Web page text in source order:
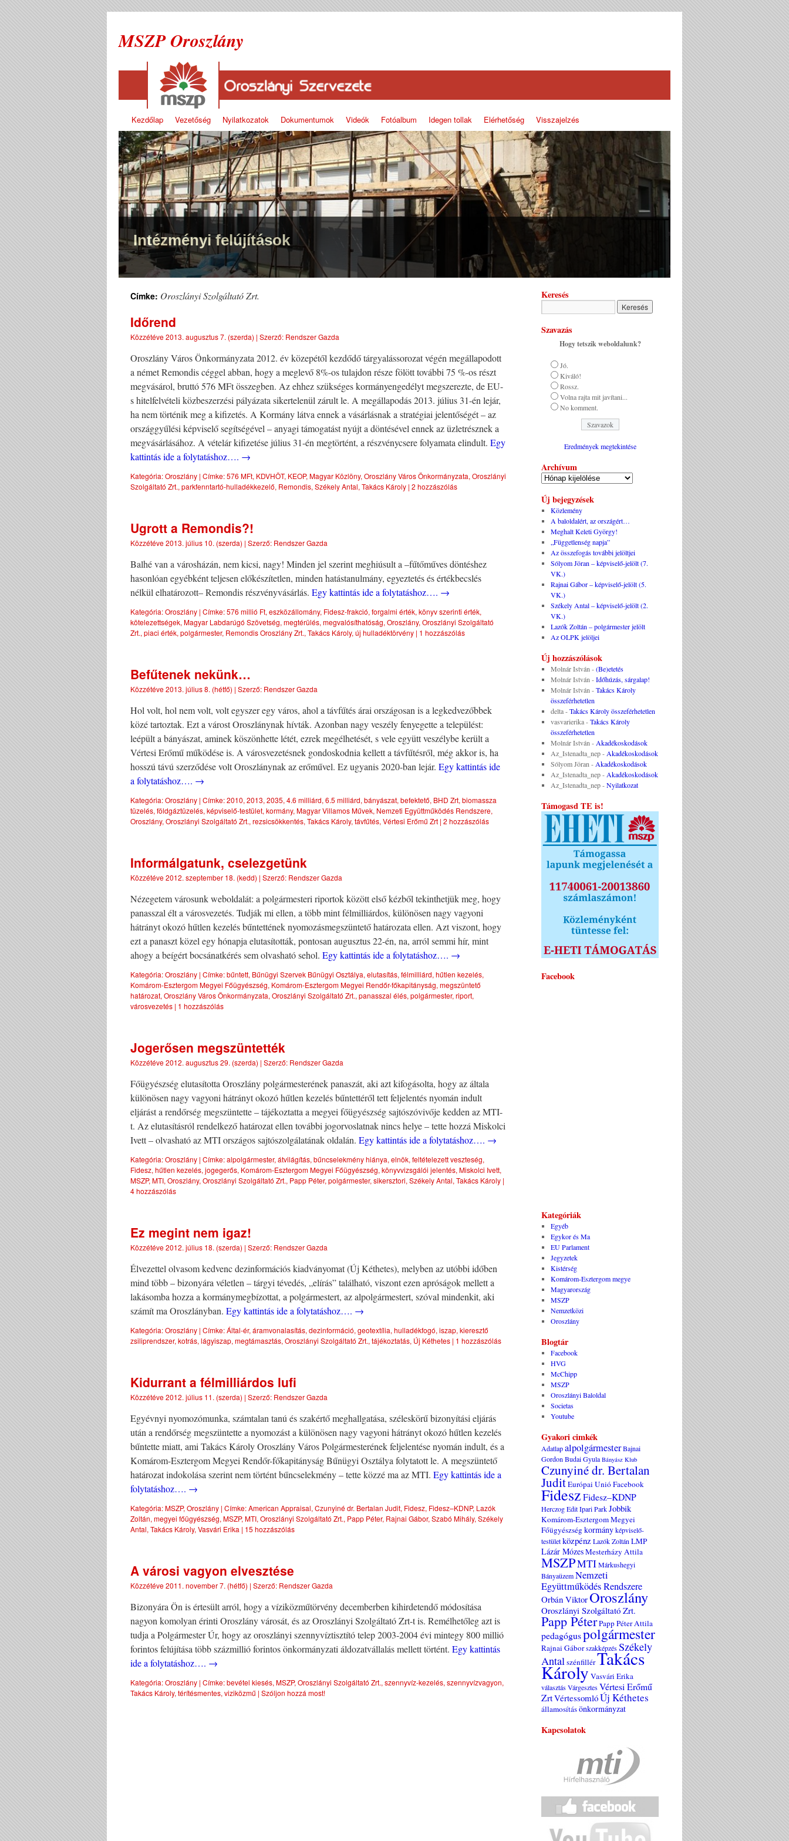
MSZP Oroszlány
Kezdőlap Vezetőség Nyilatkozatok Dokumentumok Videók Fotóalbum Idegen tollak Elérhetőség Visszajelzés
Intézményi felújítások
Címke: Oroszlányi Szolgáltató Zrt.
Időrend
Közzétéve2013. augusztus 7. (szerda) | Szerző: Rendszer Gazda
Oroszlány Város Önkormányzata 2012. év közepétől kezdődő tárgyalássorozat végén megállapodott
a német Remondis céggel abban, hogy a meglevő 8%-os tulajdon része fölött további 75 %-os részt
megvásárol, bruttó 576 MFt összegben. Az ehhez szükséges kormányengedélyt megszerezte, de EU-
s hitelfelvételi közbeszerzési pályázata sikertelenül zárult le. A megállapodás 2013. július 31-én lejár,
ha nem történik meg a kifizetés. A Kormány látva ennek a vásárlásnak a stratégiai jelentőségét – az
országgyűlési képviselő segítségével – anyagi támogatást nyújt a döntésével ennek az üzletrésznek a
megvásárlásához. A vételár kifizetése július 31-én megtörtént, a részvénycsere folyamata elindult. Egy
kattintás ide a folytatáshoz…. →
Kategória:Oroszlány | Címke:576 MFt, KDVHÖT, KEOP, Magyar Közlöny, Oroszlány Város Önkormányzata, Oroszlányi
Szolgáltató Zrt., parkfenntartó-hulladékkezelő, Remondis, Székely Antal, Takács Károly | 2 hozzászólás
Ugrott a Remondis?!
Közzétéve2013. július 10. (szerda) | Szerző: Rendszer Gazda
Balhé van a városházán, nem kicsi, nagy! Minden jel szerint meghiúsult a –fűtőműves döntéshez
hasonlóan egyébként teljesen előkészítetlen, minden hatástanulmány, egyeztetés és értékbecslés
nélkül elhatározott– Remondis részvényvásárlás. Egy kattintás ide a folytatáshoz…. →
Kategória:Oroszlány | Címke:576 millió Ft, eszközállomány, Fidesz-frakció, forgalmi érték, könyv szerinti érték,
kötelezettségek, Magyar Labdarúgó Szövetség, megtérülés, megvalósíthatóság, Oroszlány, Oroszlányi Szolgáltató
Zrt., piaci érték, polgármester, Remondis Oroszlány Zrt., Takács Károly, új hulladéktörvény | 1 hozzászólás
Befűtenek nekünk…
Közzétéve2013. július 8. (hétfő) | Szerző: Rendszer Gazda
Hol volt, hol nem volt, volt egyszer egy város, ahol a távfűtés árai országosan is a legkedvezőbbek
közé tartoztak. Ezt a várost Oroszlánynak hívták. Azonban nagy veszély fenyegette a települést:
leépült a bányászat, aminek köszönhette létét, ezrek megélhetését, s vele együtt veszélybe került a
Vértesi Erőmű működése is. A városvezetésnek gondoskodnia kellett a távfűtésről, még akkor is, ha
hosszú távú szerződése volt Oroszlánynak az erőművel. Ez ugyanis 2020-ban lejár. Egy kattintás ide
a folytatáshoz…. →
Kategória:Oroszlány | Címke:2010, 2013, 2035, 4.6 milliárd, 6.5 milliárd, bányászat, befektető, BHD Zrt, biomassza
tüzelés, földgáztüzelés, képviselő-testület, kormány, Magyar Villamos Művek, Nemzeti Együttműködés Rendszere,
Oroszlány, Oroszlányi Szolgáltató Zrt., rezsicsökkentés, Takács Károly, távfűtés, Vértesi Erőmű Zrt | 2 hozzászólás
Informálgatunk, cselezgetünk
Közzétéve2012. szeptember 18. (kedd) | Szerző: Rendszer Gazda
Nézegetem városunk weboldalát: a polgármesteri riportok között első kézből tekinthetjük meg, hogy
panasszal élt a városvezetés. Tudják mi ellen, a több mint félmilliárdos, különösen nagy vagyoni
hátrányt okozó hűtlen kezelés bűntettének nyomozásmegszüntető határozata ellen. Azt viszont, hogy
ezt a panaszt közel egy hónapja elutasították, pontosan augusztus 22-én, na, arról semmi hír, mint
ahogy a beígért bocsánatkérés sem olvasható sehol. Egy kattintás ide a folytatáshoz…. →
Kategória:Oroszlány | Címke:bűntett, Bűnügyi Szervek Bűnügyi Osztálya, elutasítás, félmilliárd, hűtlen kezelés,
Komárom-Esztergom Megyei Főügyészség, Komárom-Esztergom Megyei Rendőr-főkapitányság, megszüntető
határozat, Oroszlány Város Önkormányzata, Oroszlányi Szolgáltató Zrt., panasszal élés, polgármester, riport,
városvezetés | 1 hozzászólás
Jogerősen megszüntették
Közzétéve2012. augusztus 29. (szerda) | Szerző: Rendszer Gazda
Főügyészség elutasította Oroszlány polgármesterének panaszát, aki azt kifogásolta, hogy az általa
különösen nagy vagyoni hátrányt okozó hűtlen kezelés bűntettéről tett feljelentés nyomán indult
eljárást a rendőrség megszüntette – tájékoztatta a megyei főügyészség sajtószóvivője kedden az MTI-
t. Az elutasításról rendelkező határozat ellen további jogorvoslatnak nincs helye – tette hozzá Miskolci
Ivett – olvasható az MTI országos sajtószolgálatának oldalán. Egy kattintás ide a folytatáshoz…. →
Kategória:Oroszlány | Címke:alpolgármester, átvilágítás, bűncselekmény hiánya, elnök, feltételezett veszteség,
Fidesz, hűtlen kezelés, jogegerős, Komárom-Esztergom Megyei Főügyészség, könyvvizsgálói jelentés, Miskolci Ivett,
MSZP, MTI, Oroszlány, Oroszlányi Szolgáltató Zrt., Papp Péter, polgármester, sikersztori, Székely Antal, Takács Károly |
4 hozzászólás
Ez megint nem igaz!
Közzétéve2012. július 18. (szerda) | Szerző: Rendszer Gazda
Élvezettel olvasom kedvenc dezinformációs kiadványomat (Új Kéthetes), melyben az utóbbi időben
mind több – bizonyára véletlen – tárgyi tévedés, „elírás” található, viszont ezen apróságok mellett a
lakásomba hozza a kormánymegbízottat, a polgármestert, az alpolgármestert, szóval mindenkit, aki
számít ma Oroszlányban. Egy kattintás ide a folytatáshoz…. →
Kategória:Oroszlány | Címke:Által-ér, áramvonalasítás, dezinformáció, geotextília, hulladékfogó, iszap, kieresztő
zsiliprendszer, kotrás, lágyiszap, megtámasztás, Oroszlányi Szolgáltató Zrt., tájékoztatás, Új Kéthetes | 1 hozzászólás
Kidurrant a félmilliárdos lufi
Közzétéve2012. július 11. (szerda) | Szerző: Rendszer Gazda
Egyévnyi nyomozómunka, számtalan tanú és szakértő meghallgatása, széleskörű bizonyítási eljárás
után a rendőrség megszüntette a nyomozást a különösen nagy vagyoni hátrányt okozó hűtlen kezelés
bűntette miatt, ami Takács Károly Oroszlány Város Polgármesterének feljelentése nyomán indult, és a
Komárom-Esztergom Megyei Rendőr-főkapitányság Bűnügyi Osztálya folytatott le. A megszüntető
határozat indokolása szerint nem történt bűncselekmény – tette közzé ma az MTI. Egy kattintás ide a
folytatáshoz…. →
Kategória:MSZP, Oroszlány | Címke:American Appraisal, Czunyiné dr. Bertalan Judit, Fidesz, Fidesz–KDNP, Lazók
Zoltán, megyei főügyészség, MSZP, MTI, Oroszlányi Szolgáltató Zrt., Papp Péter, Rajnai Gábor, Szabó Mihály, Székely
Antal, Takács Károly, Vasvári Erika | 15 hozzászólás
A városi vagyon elvesztése
Közzétéve2011. november 7. (hétfő) | Szerző: Rendszer Gazda
Bizonyára Ön is értesült arról, hogy a víziközműtörvény decemberben kihirdetendő módosítása
nagyon komolyan érinti Oroszlány városát, és az Oroszlányi Szolgáltató Zrt-t is. Remélhetőleg azt is
tudja a Polgármester Úr, hogy az oroszlányi szennyvíztisztító telep 2003-2004 évi mintegy 800 millió
forintos felújítása több százmillió forintos önkormányzati áldozatvállalás mellett történt. Egy kattintás
ide a folytatáshoz…. →
Kategória:Oroszlány | Címke:bevétel kiesés, MSZP, Oroszlányi Szolgáltató Zrt., szennyvíz-kezelés, szennyvízvagyon,
Takács Károly, térítésmentes, viziközmű | Szóljon hozzá most!
Keresés
Szavazás
Hogy tetszik weboldalunk?
Jó.
Kiváló!
Rossz.
Volna rajta mit javítani...
No komment.
Eredmények megtekintése
Archívum
Új bejegyzések
Közlemény
A baloldalért, az országért…
Meghalt Keleti György!
„Függetlenség napja”
Az összefogás további jelöltjei
Sólyom Jöran – képviselő-jelölt (7.
VK.)
Rajnai Gábor – képviselő-jelölt (5.
VK.)
Székely Antal – képviselő-jelölt (2.
VK.)
Lazók Zoltán – polgármester jelölt
Az OLPK jelöljei
Új hozzászólások
Molnár István -(Be)etetés
Molnár István -Időhúzás, sárgalap!
Molnár István -Takács Károly
összeférhetetlen
delta-Takács Károly összeférhetetlen
vasvarierika-Takács Károly
összeférhetetlen
Molnár István - Akadékoskodások
Az_Istenadta_nep- Akadékoskodások
Sólyom Jöran - Akadékoskodások
Az_Istenadta_nep- Akadékoskodások
Az_Istenadta_nep-Nyilatkozat
Támogasd TE is!
Facebook
Kategóriák
Egyéb
Egykor és Ma
EU Parlament
Jegyzetek
Kistérség
Komárom-Esztergom megye
Magyarország
MSZP
Nemzetközi
Oroszlány
Blogtár
Facebook
HVG
McChipp
MSZP
Oroszlányi Baloldal
Societas
Youtube
Gyakori cimkék
AdatlapalpolgármesterBajnai
Gordon Budai Gyula Bányász Klub
Czunyiné dr. Bertalan
JuditEurópai UnióFacebook
FideszFidesz–KDNP
Herczog EditIpari ParkJobbik
Komárom-Esztergom Megyei
Főügyészség kormányképviselő-
testületközpénzLazók Zoltán LMP
Lázár MózesMesterházy Attila
MSZPMTIMárkushegyi
BányaüzemNemzeti
Együttműködés Rendszere
Orbán ViktorOroszlány
Oroszlányi Szolgáltató Zrt.
Papp PéterPapp Péter Attila
pedagóguspolgármester
Rajnai GáborszakképzésSzékely
AntalszénfillérTakács
KárolyVasvári Erika
választásVárgesztesVértesi Erőmű
ZrtVértessomlóÚj Kéthetes
államosításönkormányzat
Kapcsolatok